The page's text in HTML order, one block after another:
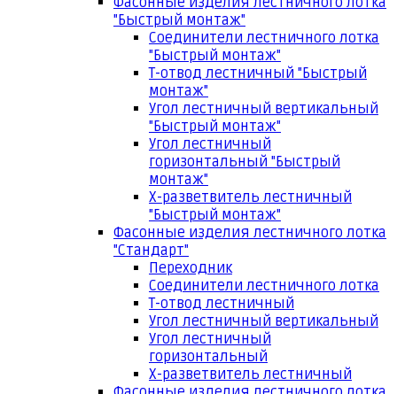
"Быстрый монтаж"
Соединители лестничного лотка
"Быстрый монтаж"
Т-отвод лестничный "Быстрый
монтаж"
Угол лестничный вертикальный
"Быстрый монтаж"
Угол лестничный
горизонтальный "Быстрый
монтаж"
Х-разветвитель лестничный
"Быстрый монтаж"
Фасонные изделия лестничного лотка
"Стандарт"
Переходник
Соединители лестничного лотка
Т-отвод лестничный
Угол лестничный вертикальный
Угол лестничный
горизонтальный
Х-разветвитель лестничный